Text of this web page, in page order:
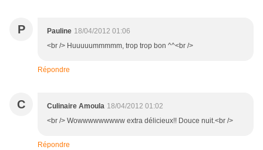
P Pauline 18/04/2012 01:06
<br /> Huuuuummmmm, trop trop bon ^^<br />
Répondre
C Culinaire Amoula 18/04/2012 01:02
<br /> Wowwwwwwwww extra délicieux!! Douce nuit.<br />
Répondre